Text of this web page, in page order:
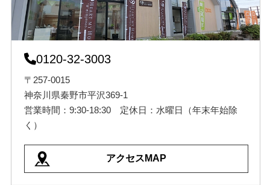
0120-32-3003
〒257-0015
神奈川県秦野市平沢369-1
営業時間：9:30-18:30 定休日：水曜日（年末年始除
く）
アクセスMAP